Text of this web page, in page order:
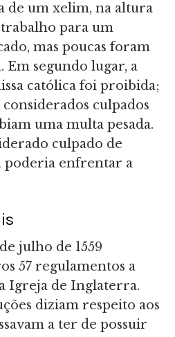
de um xelim, na altura
para um
mas poucas foram
Em segundo lugar, a
católica foi proibida;
culpados
uma multa pesada.
culpado de
poderia enfrentar a
julho de 1559
57 regulamentos a
Igreja de Inglaterra.
diziam respeito aos
a ter de possuir